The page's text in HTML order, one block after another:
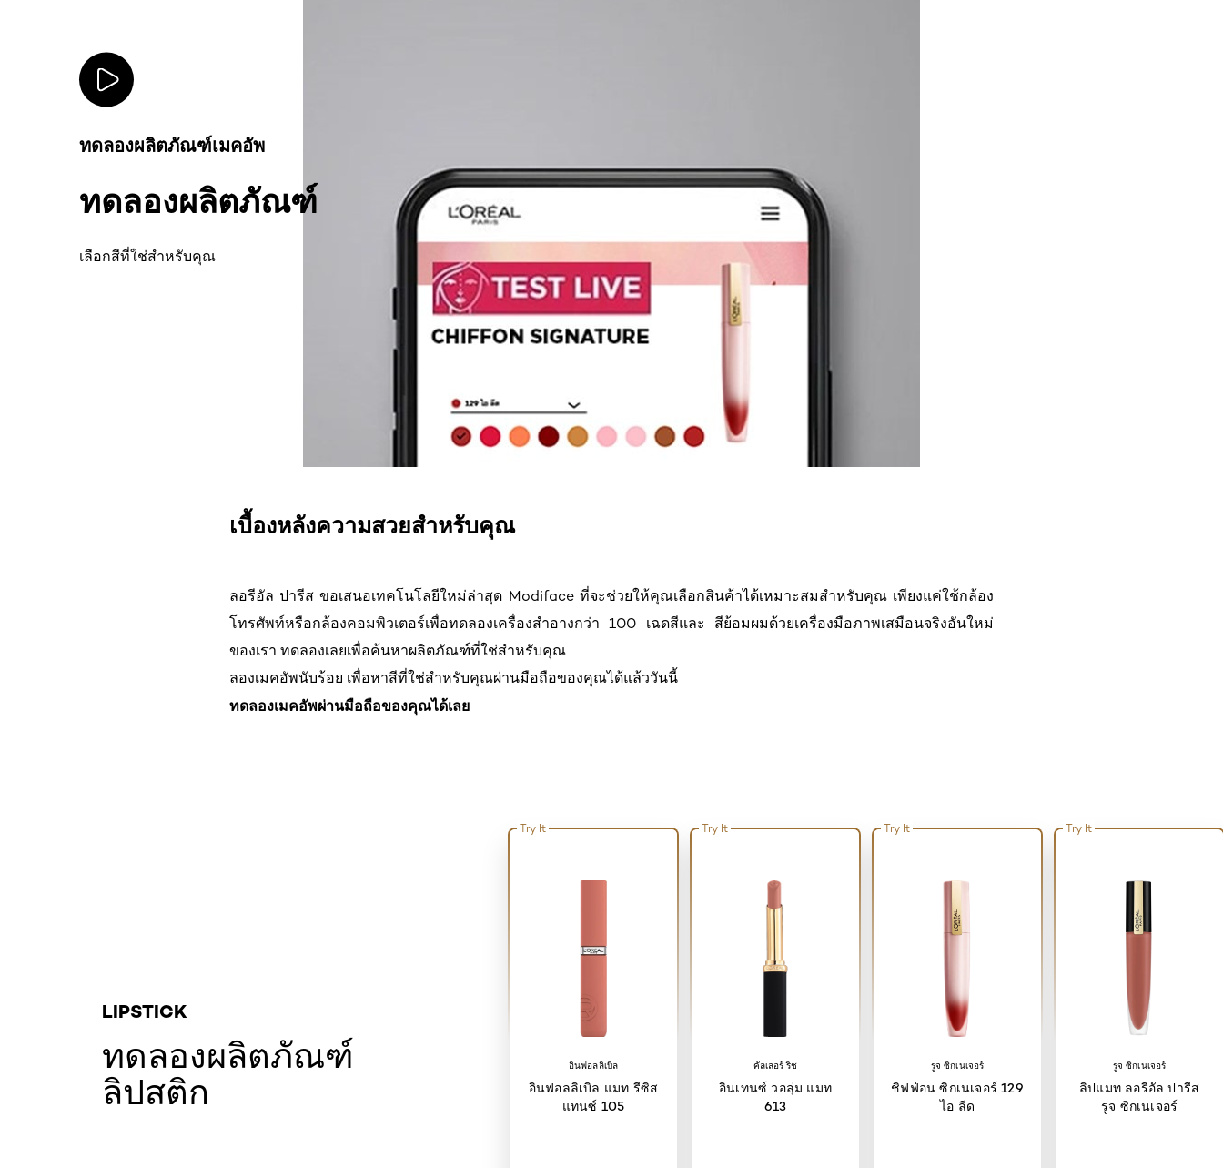
ทดลองผลิตภัณฑ์เมคอัพ
ทดลองผลิตภัณฑ์
เลือกสีที่ใช่สำหรับคุณ
เบื้องหลังความสวยสำหรับคุณ
ลอรีอัล ปารีส ขอเสนอเทคโนโลยีใหม่ล่าสุด Modiface ที่จะช่วยให้คุณเลือกสินค้าได้เหมาะสมสำหรับคุณ เพียงแค่ใช้กล้อง
โทรศัพท์หรือกล้องคอมพิวเตอร์เพื่อทดลองเครื่องสำอางกว่า 100 เฉดสีและ สีย้อมผมด้วยเครื่องมือภาพเสมือนจริงอันใหม่
ของเรา ทดลองเลยเพื่อค้นหาผลิตภัณฑ์ที่ใช่สำหรับคุณ
ลองเมคอัพนับร้อย เพื่อหาสีที่ใช่สำหรับคุณผ่านมือถือของคุณได้แล้ววันนี้
ทดลองเมคอัพผ่านมือถือของคุณได้เลย
ทดลองผลิตภัณฑ์
ลิปสติก
LIPSTICK
Try It
อินฟอลลิเบิล
อินฟอลลิเบิล แมท รีซิส
แทนซ์ 105
Try It
คัลเลอร์ ริช
อินเทนซ์ วอลุ่ม แมท
613
Try It
รูจ ซิกเนเจอร์
ชิฟฟ่อน ซิกเนเจอร์ 129
ไอ ลีด
Try It
รูจ ซิกเนเจอร์
ลิปแมท ลอรีอัล ปารีส
รูจ ซิกเนเจอร์